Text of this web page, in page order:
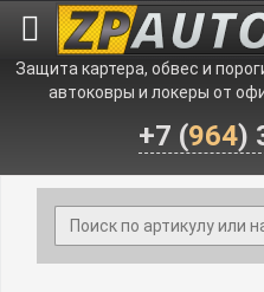
Защита картера, обвес и
автоковры и локеры от
+7 (964)